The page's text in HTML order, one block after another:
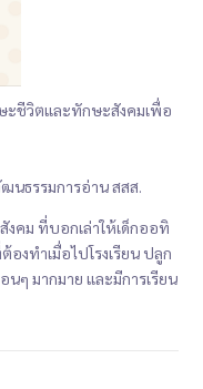
ะชีวิตและทักษะสังคมเพื่อ
ฒนธรรมการอ่าน สสส.
งคม ที่บอกเล่าให้เด็กออทิ
องทำเมื่อไปโรงเรียน ปลูก
นๆ มากมาย และมีการเรียน